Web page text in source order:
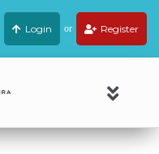
Login or Register